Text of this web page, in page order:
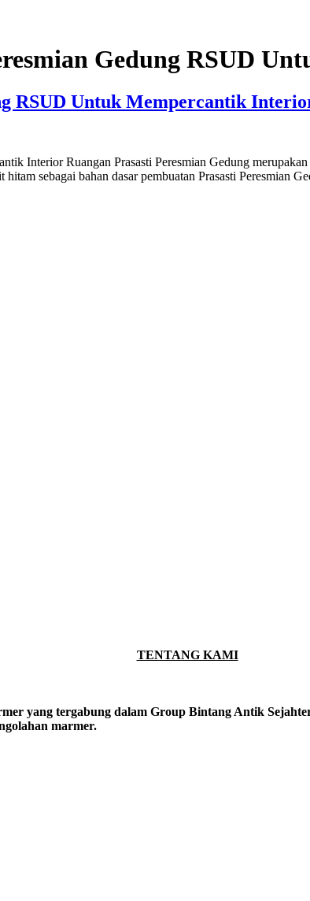
Gedung RSUD
RSUD Untuk Mempercantik
Interior Ruangan Prasasti Peresmian Gedung
sebagai bahan dasar pembuatan Prasasti Peresmian
TENTANG KAMI
yang tergabung dalam Group Bintang Antik
marmer.